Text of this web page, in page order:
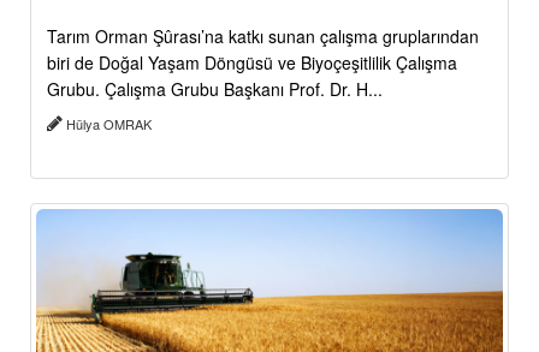
Tarım Orman Şûrası’na katkı sunan çalışma gruplarından
biri de Doğal Yaşam Döngüsü ve Biyoçeşitlilik Çalışma
Grubu. Çalışma Grubu Başkanı Prof. Dr. H...
Hülya OMRAK